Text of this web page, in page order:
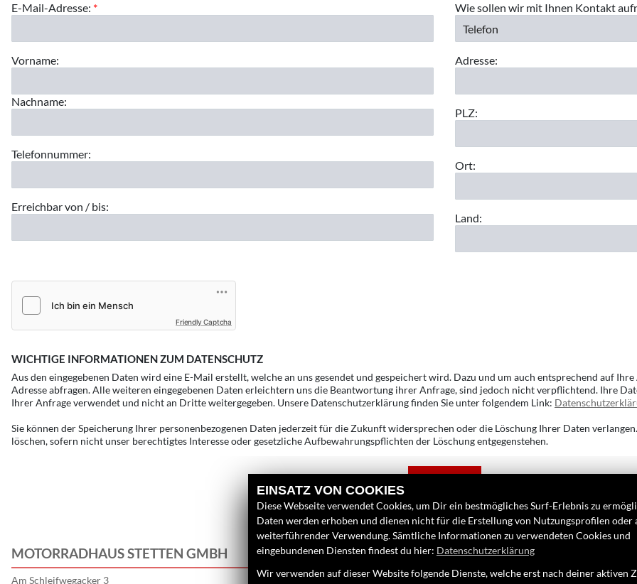
E-Mail-Adresse: *
Vorname:
Nachname:
Telefonnummer:
Erreichbar von / bis:
Wie sollen wir mit Ihnen Kontakt
Adresse:
PLZ:
Ort:
Land:
Friendly Captcha
WICHTIGE INFORMATIONEN ZUM DATENSCHUTZ
Aus den eingegebenen Daten wird eine E-Mail erstellt, welche an uns gesendet und gespeichert wird. Dazu und um auch entsprechend auf
Adresse abfragen. Alle weiteren eingegebenen Daten erleichtern uns die Beantwortung ihrer Anfrage, sind jedoch nicht verpflichtend. Ihre
Ihrer Anfrage verwendet und nicht an Dritte weitergegeben. Unsere Datenschutzerklärung finden Sie unter folgendem Link:
Sie können der Speicherung Ihrer personenbezogenen Daten jederzeit für die Zukunft widersprechen oder die Löschung Ihrer Daten
löschen, sofern nicht unser berechtigtes Interesse oder gesetzliche Aufbewahrungspflichten der Löschung entgegenstehen.
Senden
MOTORRADHAUS STETTEN GMBH
Am Schleifwegacker 3
LINKS
Unternehmen
EINSATZ VON COOKIES
Diese Webseite verwendet Cookies, um Dir ein bestmögliches Surf-Erlebnis zu
Daten werden erhoben und dienen nicht für die Erstellung von Nutzungsprofilen oder
weiterführender Verwendung. Sämtliche Informationen zu verwendeten Cookies und
eingebundenen Diensten findest du hier: Datenschutzerklärung
Wir verwenden auf dieser Website folgende Dienste, welche erst nach deiner aktiven